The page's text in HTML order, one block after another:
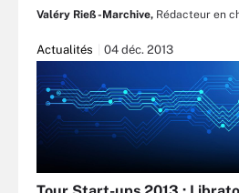
Valéry Rieß-Marchive, Rédacteur en
Actualités 04 déc. 2013